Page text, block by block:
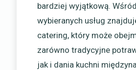
bardziej wyjątkową.
wybieranych usług
catering, który może
zarówno tradycyjne
jak i dania kuchni